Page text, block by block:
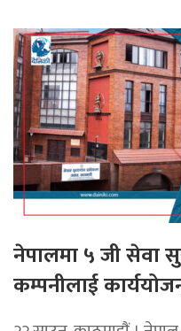
नेपालमा ५ जी सेवा
कम्पनीलाई